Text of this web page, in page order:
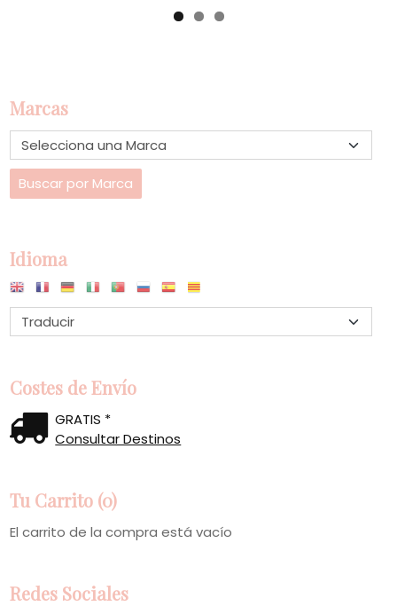
Marcas
Idioma
Costes de Envío
GRATIS *
Consultar Destinos
Tu Carrito (0)
El carrito de la compra está vacío
Redes Sociales